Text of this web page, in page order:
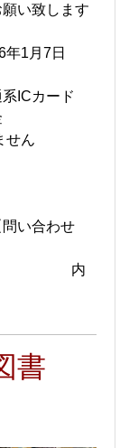
い致します
7日
カード
ん
せ
書